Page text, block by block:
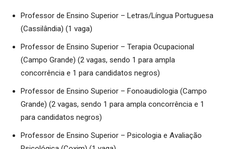
Professor de Ensino Superior – Letras/Língua Portuguesa
(Cassilândia) (1 vaga)
Professor de Ensino Superior – Terapia Ocupacional
(Campo Grande) (2 vagas, sendo 1 para ampla
concorrência e 1 para candidatos negros)
Professor de Ensino Superior – Fonoaudiologia (Campo
Grande) (2 vagas, sendo 1 para ampla concorrência e 1
para candidatos negros)
Professor de Ensino Superior – Psicologia e Avaliação